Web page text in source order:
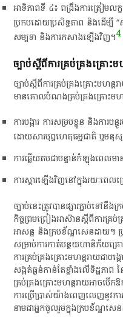
អាទិភាព​ទី​ ៤៖​ ពង្រឹង​ការ​ត្រៀមល
ប្រកបដោយ​ប្រសិទ្ធភាព​ និង​ដើម្បី​ “​ស្
សម្បទា​ និង​ការ​កសាង​ឡើង​វិញ​។​4
ច្បាប់​ស្តី​ពី​ការ​គ្រប់គ្រង​គ្រោះ​
ច្បាប់​ស្តី​ពី​ការ​គ្រប់គ្រង​គ្រោះ​មហន្
មាន​គោលបំណង​គ្រប់គ្រង​គ្រោះ​មហន្
ការ​បង្ការ​ ការ​សម្រប​ខ្លួន​ និង​ការ​
ដោយសារ​បុព្វហេតុ​ធម្មជាតិ​ ឬ​មនុស្
ការ​ឆ្លើយ​តប​ជា​បន្ទាន់​កំឡុង​ពេល​ម
ការ​ស្តារ​ឡើង​វិញ​នៅ​ក្នុង​រយៈពេ
ច្បាប់​នេះ​ត្រូវ​បាន​ផ្សារ​ភ្ជាប់​ទៅ​
កិច្ចព្រមព្រៀង​អាស៊ាន​ស្តី​ពី​ការ​គ្រ
អាសន្ន​ និង​ក្របខ័ណ្ឌ​សេន​ដាយ​។​ ប្រ
សម្រាប់​ការ​កាត់​បន្ថយ​ហានិភ័យ​គ្រោ
ការ​គ្រប់គ្រង​គ្រោះ​មហន្តរាយ​ជា​
សង្កត់ធ្ងន់​កាន់តែ​ខ្លាំង​លើ​ទិដ្ឋភាព​
គ្រប់គ្រង​គ្រោះ​មហន្តរាយ​អាច​បើក
ការ​ប្រើប្រាស់​យ៉ាង​ពេញលេញ​នូវ​
នាម​ជា​អ្នកចូលរួម​ក្នុង​ក្របខ័ណ្ឌ​ស